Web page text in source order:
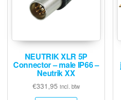
NEUTRIK XLR 5P
Connector – male IP66 –
Neutrik XX
€331,95 incl. btw